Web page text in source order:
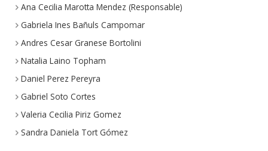
Ana Cecilia Marotta Mendez (Responsable)
Gabriela Ines Bañuls Campomar
Andres Cesar Granese Bortolini
Natalia Laino Topham
Daniel Perez Pereyra
Gabriel Soto Cortes
Valeria Cecilia Piriz Gomez
Sandra Daniela Tort Gómez